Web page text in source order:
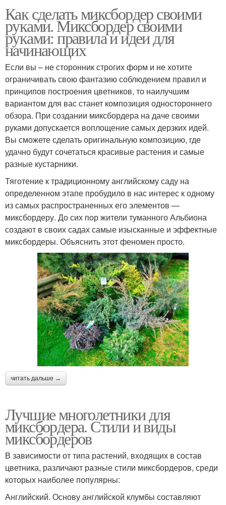
Как сделать миксбордер своими
руками. Миксбордер своими
руками: правила и идеи для
начинающих
Если вы – не сторонник строгих форм и не хотите
ограничивать свою фантазию соблюдением правил и
принципов построения цветников, то наилучшим
вариантом для вас станет композиция одностороннего
обзора. При создании миксбордера на даче своими
руками допускается воплощение самых дерзких идей.
Вы сможете сделать оригинальную композицию, где
удачно будут сочетаться красивые растения и самые
разные кустарники.
Тяготение к традиционному английскому саду на
определенном этапе пробудило в нас интерес к одному
из самых распространенных его элементов —
миксбордеру. До сих пор жители туманного Альбиона
создают в своих садах самые изысканные и эффектные
миксбордеры. Объяснить этот феномен просто.
читать дальше →
Лучшие многолетники для
миксбордера. Стили и виды
миксбордеров
В зависимости от типа растений, входящих в состав
цветника, различают разные стили миксбордеров, среди
которых наиболее популярны:
Английский. Основу английской клумбы составляют